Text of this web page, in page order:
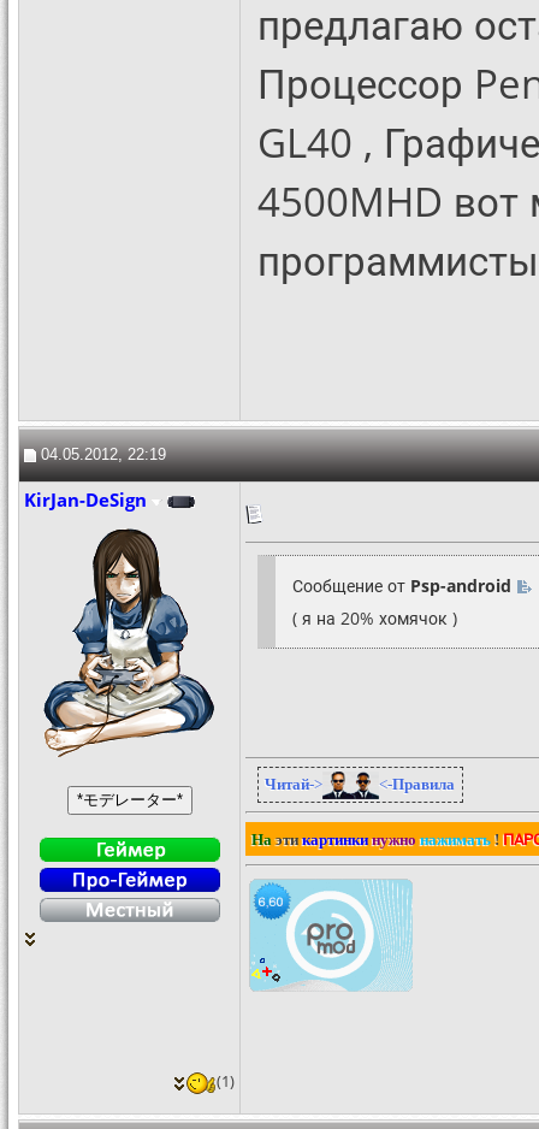
предлагаю
Процессор
GL40 ,
4500MHD
04.05.2012, 22:19
KirJan-DeSign
Сообщение от Psp-android
( я на 20% хомячок )
Читай-> <-Правила
На этикартинки нужно нажимать !
(1)